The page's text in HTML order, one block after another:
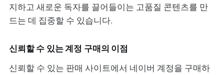
지하고 새로운 독자를 끌어들이는 고품질 콘텐츠를 만
드는 데 집중할 수 있습니다.
신뢰할 수 있는 계정 구매의 이점
신뢰할 수 있는 판매 사이트에서 네이버 계정을 구매하